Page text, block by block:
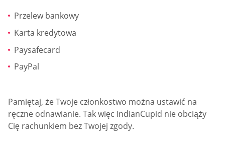
Przelew bankowy
Karta kredytowa
Paysafecard
PayPal
Pamiętaj, że Twoje członkostwo można ustawić na
ręczne odnawianie. Tak więc IndianCupid nie obciąży
Cię rachunkiem bez Twojej zgody.